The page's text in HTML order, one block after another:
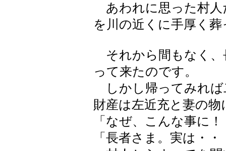
あわれに思った村人
を川の近くに手厚く
それから間もなく、
って来たのです。
しかし帰ってみれば
財産は左近充と妻の
「なぜ、こんな事に
「長者さま。実は・・